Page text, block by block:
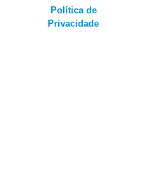
Política de
Privacidade